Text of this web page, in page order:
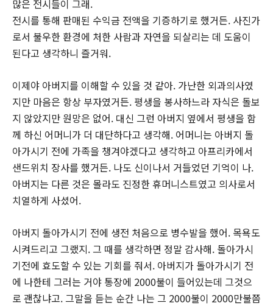
많은 전시들이 그래.
전시를 통해 판매된 수익금 전액을 기증하기로 했거든. 사진가
로서 불우한 환경에 처한 사람과 자연을 되살리는 데 도움이
된다고 생각하니 즐거워.
이제야 아버지를 이해할 수 있을 것 같아. 가난한 외과의사였
지만 마음은 항상 부자였거든. 평생을 봉사하느라 자식은 돌보
지 않았지만 원망은 없어. 대신 그런 아버지 옆에서 평생을 함
께 하신 어머니가 더 대단하다고 생각해. 어머니는 아버지 돌
아가시기 전에 가족을 챙겨야겠다고 생각하고 아프리카에서
샌드위치 장사를 했거든. 나도 신이나서 거들었던 기억이 나.
아버지는 다른 것은 몰라도 진정한 휴머니스트였고 의사로서
치열하게 사셨어.
아버지 돌아가시기 전에 생전 처음으로 병수발을 했어. 목욕도
시켜드리고 그랬지. 그 때를 생각하면 정말 감사해. 돌아가시
기전에 효도할 수 있는 기회를 줘서. 아버지가 돌아가시기 전
에 나한테 그러는 거야 통장에 2000불이 들어있는데 그것으
로 괜찮냐고. 그말을 듣는 순간 나는 그 2000불이 2000만불쯤